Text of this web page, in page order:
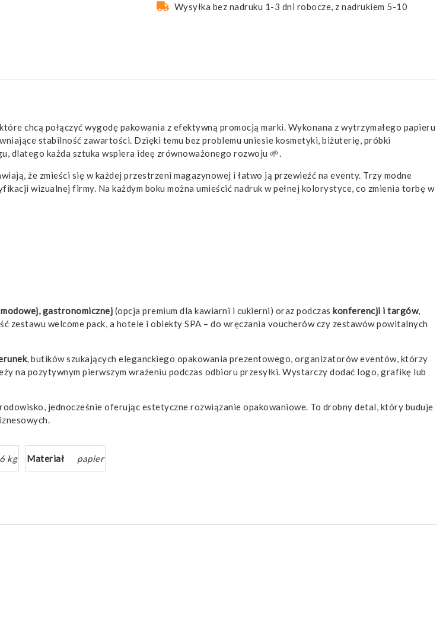
Wysyłka bez nadruku 1-3 dni robocze, z nadrukiem 5-10
chcą połączyć wygodę pakowania z efektywną promocją marki. Wykonana z wytrzymałego papieru
stabilność zawartości. Dzięki temu bez problemu uniesie kosmetyki, biżuterię, próbki
dlatego każda sztuka wspiera ideę zrównoważonego rozwoju 🌱.
że zmieści się w każdej przestrzeni magazynowej i łatwo ją przewieźć na eventy. Trzy modne
wizualnej firmy. Na każdym boku można umieścić nadruk w pełnej kolorystyce, co zmienia torbę w
gastronomicznej (opcja premium dla kawiarni i cukierni) oraz podczas konferencji i targów,
welcome pack, a hotele i obiekty SPA – do wręczania voucherów czy zestawów powitalnych
, butików szukających eleganckiego opakowania prezentowego, organizatorów eventów, którzy
na pozytywnym pierwszym wrażeniu podczas odbioru przesyłki. Wystarczy dodać logo, grafikę lub
jednocześnie oferując estetyczne rozwiązanie opakowaniowe. To drobny detal, który buduje
kg Materiał papier